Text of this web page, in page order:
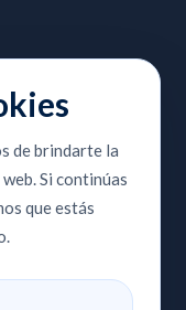
8420
de brindarte la
Si continúas
que estás